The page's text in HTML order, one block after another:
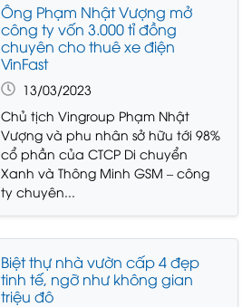
Ông Phạm Nhật Vượng mở
công ty vốn 3.000 tỉ đồng
chuyên cho thuê xe điện
VinFast
13/03/2023
Chủ tịch Vingroup Phạm Nhật
Vượng và phu nhân sở hữu tới 98%
cổ phần của CTCP Di chuyển
Xanh và Thông Minh GSM – công
ty chuyên...
Biệt thự nhà vườn cấp 4 đẹp
tinh tế, ngỡ như không gian
triệu đô